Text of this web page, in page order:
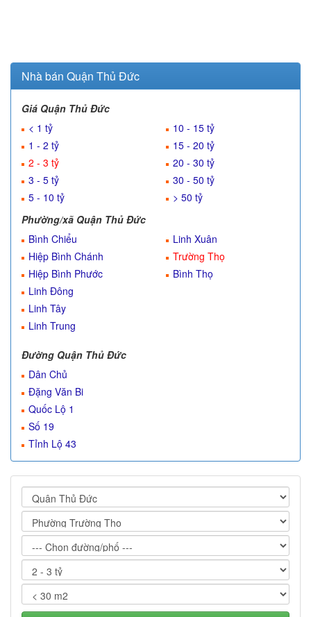
Nhà bán Quận Thủ Đức
Giá Quận Thủ Đức
< 1 tỷ
1 - 2 tỷ
2 - 3 tỷ
3 - 5 tỷ
5 - 10 tỷ
10 - 15 tỷ
15 - 20 tỷ
20 - 30 tỷ
30 - 50 tỷ
> 50 tỷ
Phường/xã Quận Thủ Đức
Bình Chiểu
Hiệp Bình Chánh
Hiệp Bình Phước
Linh Đông
Linh Tây
Linh Trung
Linh Xuân
Trường Thọ
Bình Thọ
Đường Quận Thủ Đức
Dân Chủ
Đặng Văn Bi
Quốc Lộ 1
Số 19
Tỉnh Lộ 43